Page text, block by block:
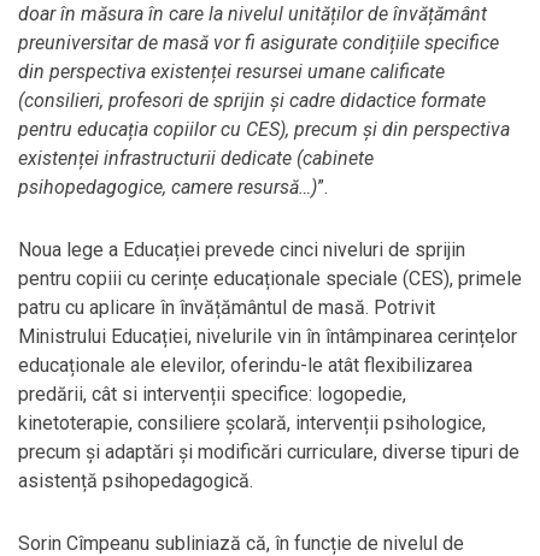
doar în măsura în care la nivelul unităților de învățământ
preuniversitar de masă vor fi asigurate condițiile specifice
din perspectiva existenței resursei umane calificate
(consilieri, profesori de sprijin și cadre didactice formate
pentru educația copiilor cu CES), precum și din perspectiva
existenței infrastructurii dedicate (cabinete
psihopedagogice, camere resursă…)”.
Noua lege a Educației prevede cinci niveluri de sprijin
pentru copiii cu cerințe educaționale speciale (CES), primele
patru cu aplicare în învățământul de masă. Potrivit
Ministrului Educației, nivelurile vin în întâmpinarea cerințelor
educaționale ale elevilor, oferindu-le atât flexibilizarea
predării, cât si intervenții specifice: logopedie,
kinetoterapie, consiliere școlară, intervenții psihologice,
precum și adaptări și modificări curriculare, diverse tipuri de
asistență psihopedagogică.
Sorin Cîmpeanu subliniază că, în funcție de nivelul de